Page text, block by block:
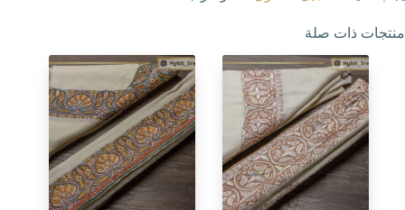
منتجات ذات صلة